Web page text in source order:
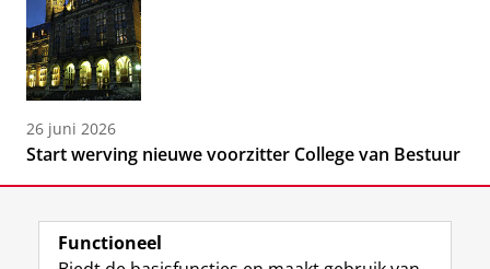
26 juni 2026
Start werving nieuwe voorzitter College van Bestuur
Functioneel